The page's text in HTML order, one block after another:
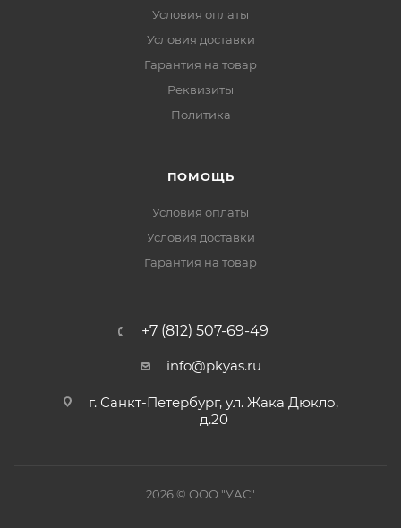
Условия оплаты
Условия доставки
Гарантия на товар
Реквизиты
Политика
ПОМОЩЬ
Условия оплаты
Условия доставки
Гарантия на товар
+7 (812) 507-69-49
info@pkyas.ru
г. Санкт-Петербург, ул. Жака Дюкло,
д.20
2026 © ООО "УАС"